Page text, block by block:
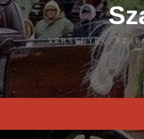
VERSENYEK,